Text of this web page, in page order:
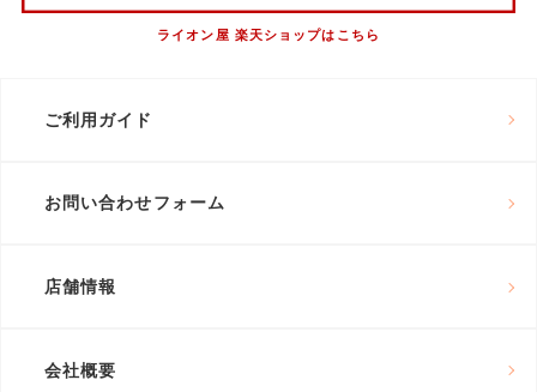
ライオン屋 楽天ショップはこちら
ご利用ガイド
お問い合わせフォーム
店舗情報
会社概要